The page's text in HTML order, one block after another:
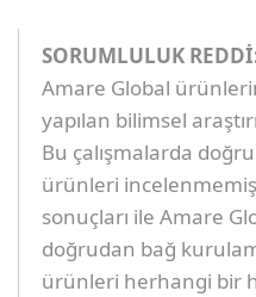
SORUMLULUK
Amare Global
yapılan bilimsel
Bu çalışmalarda
ürünleri
sonuçları ile Amare
doğrudan bağ
ürünleri herhangi bir